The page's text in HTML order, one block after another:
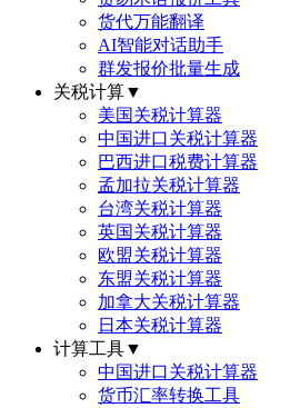
货代万能翻译
AI智能对话助手
群发报价批量生成
关税计算▼
美国关税计算器
中国进口关税计算器
巴西进口税费计算器
孟加拉关税计算器
台湾关税计算器
英国关税计算器
欧盟关税计算器
东盟关税计算器
加拿大关税计算器
日本关税计算器
计算工具▼
中国进口关税计算器
货币汇率转换工具